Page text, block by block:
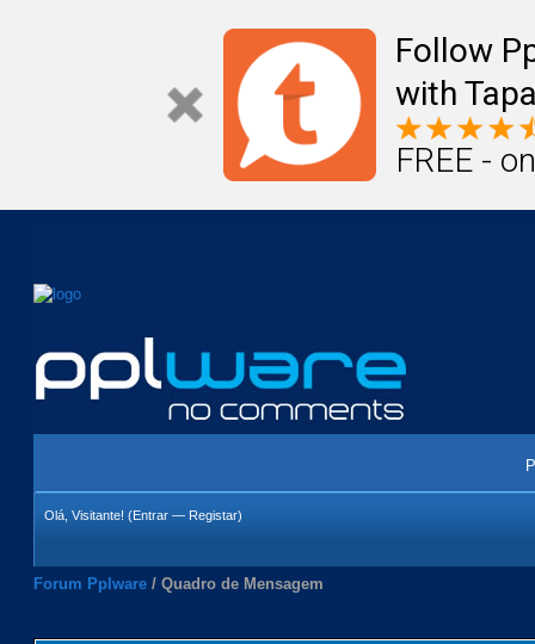
Follow
with
FREE -
Olá, Visitante! (Entrar — Registar)
Forum Pplware / Quadro de Mensagem